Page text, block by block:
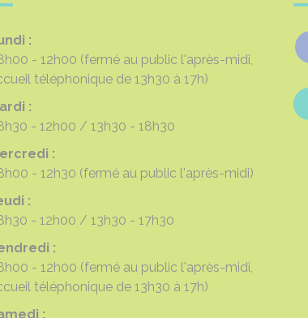
:
- 12h00 (fermé au public l'après-midi,
téléphonique de 13h30 à 17h)
:
- 12h00
13h30 - 18h30
:
- 12h30 (fermé au public l'après-midi)
:
- 12h00
13h30 - 17h30
:
- 12h00 (fermé au public l'après-midi,
téléphonique de 13h30 à 17h)
: